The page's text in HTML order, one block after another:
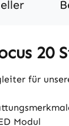
20
für
Modul